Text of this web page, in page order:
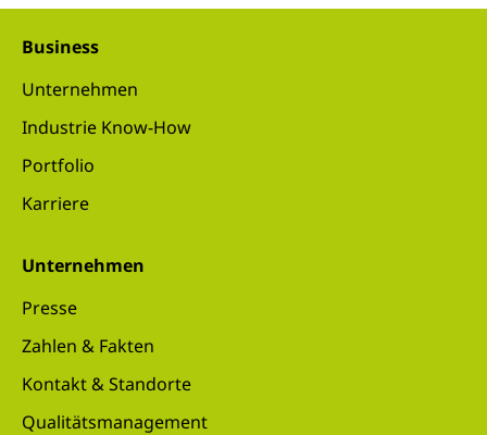
Business
Unternehmen
Industrie Know-How
Portfolio
Karriere
Unternehmen
Presse
Zahlen & Fakten
Kontakt & Standorte
Qualitätsmanagement